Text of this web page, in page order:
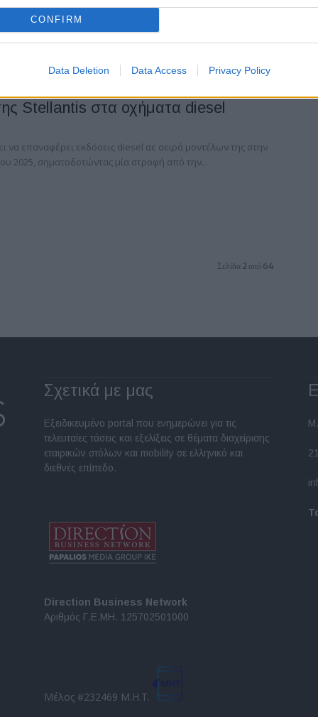
CONFIRM
Data Deletion Data Access Privacy Policy
πιο δύσκολη καμπή από τη δημιουργία της το 2021, όταν οι
ένωσαν δυνάμεις δημιουργώντας έναν...
Stellantis στα οχήματα diesel
να επαναφέρει εκδόσεις diesel σε σειρά μοντέλων της στην
2025, σηματοδοτώντας μία στροφή από την...
Σελίδα 2 από 64
Σχετικά με μας
Εξειδικευμένο portal που ενημερώνει για τις
τελευταίες τάσεις και εξελίξεις σε θέματα διαχείρισης
εταιρικών στόλων και mobility σε ελληνικό και
διεθνές επίπεδο.
Direction Business Network
Αριθμός Γ.Ε.ΜΗ. 125702501000
Μέλος #232469 Μ.Η.Τ.